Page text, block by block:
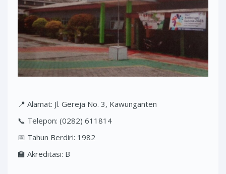
📍 Alamat: Jl. Gereja No. 3, Kawunganten
📞 Telepon: (0282) 611814
📅 Tahun Berdiri: 1982
🏫 Akreditasi: B